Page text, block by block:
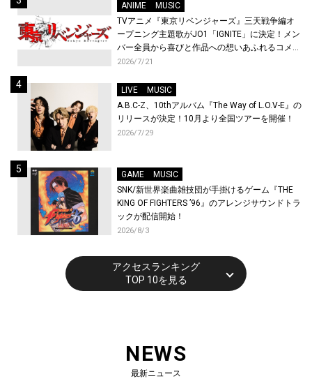
ANIME
MUSIC
TVアニメ『東京リベンジャーズ』三天戦争編オ
ープニング主題歌がJO1「IGNITE」に決定！メン
バー全員から喜びと作品への想いあふれるコメン
トが到着！9月に東京・大阪で先行上映会を開
2026/7/21
LIVE
MUSIC
A.B.C-Z、10thアルバム『The Way of L.O.V-E』の
リリースが決定！10月より全国ツアーを開催！
2026/7/29
GAME
MUSIC
SNK/新世界楽曲雑技団が手掛けるゲーム『THE
KING OF FIGHTERS ’96』のアレンジサウンドトラ
ックが配信開始！
2026/8/3
アクセスランキング
TOP 10を見る
NEWS
最新ニュース